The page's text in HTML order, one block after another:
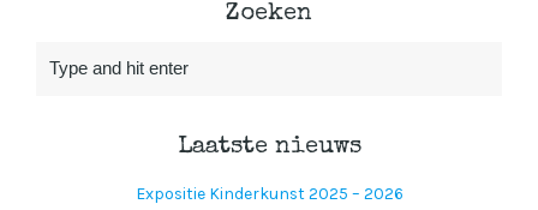
Zoeken
Laatste nieuws
Expositie Kinderkunst 2025 – 2026